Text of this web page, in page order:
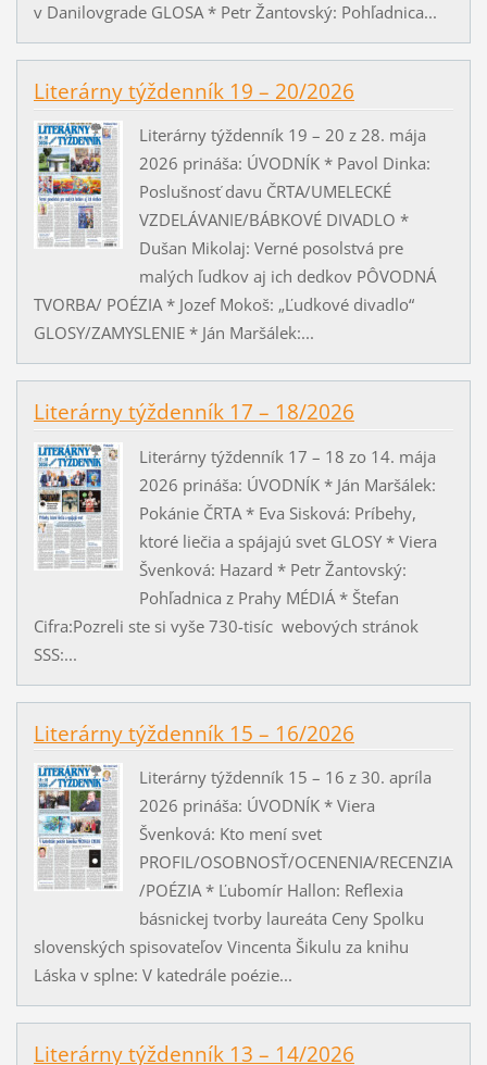
v Danilovgrade GLOSA * Petr Žantovský: Pohľadnica...
Literárny týždenník 19 – 20/2026
Literárny týždenník 19 – 20 z 28. mája
2026 prináša: ÚVODNÍK * Pavol Dinka:
Poslušnosť davu ČRTA/UMELECKÉ
VZDELÁVANIE/BÁBKOVÉ DIVADLO *
Dušan Mikolaj: Verné posolstvá pre
malých ľudkov aj ich dedkov PÔVODNÁ
TVORBA/ POÉZIA * Jozef Mokoš: „Ľudkové divadlo“
GLOSY/ZAMYSLENIE * Ján Maršálek:...
Literárny týždenník 17 – 18/2026
Literárny týždenník 17 – 18 zo 14. mája
2026 prináša: ÚVODNÍK * Ján Maršálek:
Pokánie ČRTA * Eva Sisková: Príbehy,
ktoré liečia a spájajú svet GLOSY * Viera
Švenková: Hazard * Petr Žantovský:
Pohľadnica z Prahy MÉDIÁ * Štefan
Cifra:Pozreli ste si vyše 730-tisíc webových stránok
SSS:...
Literárny týždenník 15 – 16/2026
Literárny týždenník 15 – 16 z 30. apríla
2026 prináša: ÚVODNÍK * Viera
Švenková: Kto mení svet
PROFIL/OSOBNOSŤ/OCENENIA/RECENZIA
/POÉZIA * Ľubomír Hallon: Reflexia
básnickej tvorby laureáta Ceny Spolku
slovenských spisovateľov Vincenta Šikulu za knihu
Láska v splne: V katedrále poézie...
Literárny týždenník 13 – 14/2026